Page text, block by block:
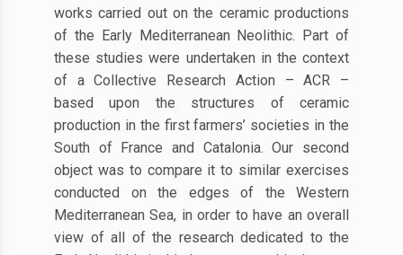
works carried out on the ceramic productions
of the Early Mediterranean Neolithic. Part of
these studies were undertaken in the context
of a Collective Research Action – ACR –
based upon the structures of ceramic
production in the first farmers’ societies in the
South of France and Catalonia. Our second
object was to compare it to similar exercises
conducted on the edges of the Western
Mediterranean Sea, in order to have an overall
view of all of the research dedicated to the